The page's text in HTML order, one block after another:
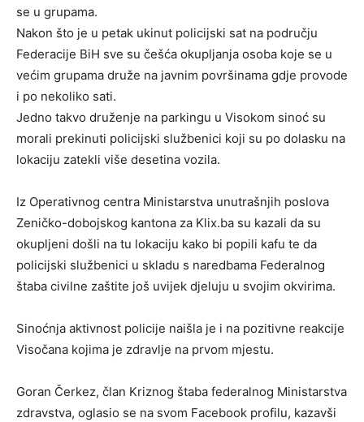
se u grupama.
Nakon što je u petak ukinut policijski sat na području
Federacije BiH sve su češća okupljanja osoba koje se u
većim grupama druže na javnim površinama gdje provode
i po nekoliko sati.
Jedno takvo druženje na parkingu u Visokom sinoć su
morali prekinuti policijski službenici koji su po dolasku na
lokaciju zatekli više desetina vozila.
Iz Operativnog centra Ministarstva unutrašnjih poslova
Zeničko-dobojskog kantona za Klix.ba su kazali da su
okupljeni došli na tu lokaciju kako bi popili kafu te da
policijski službenici u skladu s naredbama Federalnog
štaba civilne zaštite još uvijek djeluju u svojim okvirima.
Sinoćnja aktivnost policije naišla je i na pozitivne reakcije
Visočana kojima je zdravlje na prvom mjestu.
Goran Čerkez, član Kriznog štaba federalnog Ministarstva
zdravstva, oglasio se na svom Facebook profilu, kazavši